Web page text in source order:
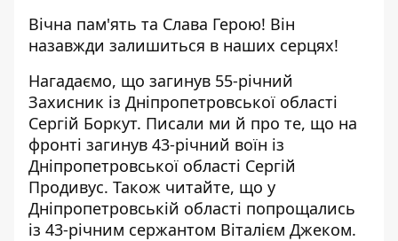
Вічна пам'ять та Слава Герою! Він
назавжди залишиться в наших серцях!
Нагадаємо, що загинув 55-річний
Захисник із Дніпропетровської області
Сергій Боркут. Писали ми й про те, що на
фронті загинув 43-річний воїн із
Дніпропетровської області Сергій
Продивус. Також читайте, що у
Дніпропетровській області попрощались
із 43-річним сержантом Віталієм Джеком.